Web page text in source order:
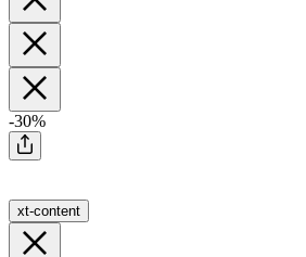
-30%
xt-content